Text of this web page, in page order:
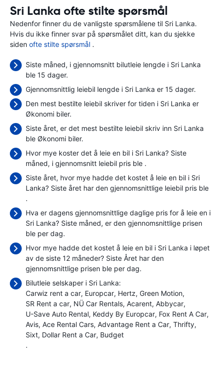
Sri Lanka ofte stilte spørsmål
Nedenfor finner du de vanligste spørsmålene til Sri Lanka.
Hvis du ikke finner svar på spørsmålet ditt, kan du sjekke
siden ofte stilte spørsmål .
Siste måned, i gjennomsnitt bilutleie lengde i Sri Lanka
ble 15 dager.
Gjennomsnittlig leiebil lengde i Sri Lanka er 15 dager.
Den mest bestilte leiebil skriver for tiden i Sri Lanka er
Økonomi biler.
Siste året, er det mest bestilte leiebil skriv inn Sri Lanka
ble Økonomi biler.
Hvor mye koster det å leie en bil i Sri Lanka? Siste
måned, i gjennomsnitt leiebil pris ble .
Siste året, hvor mye hadde det kostet å leie en bil i Sri
Lanka? Siste året har den gjennomsnittlige leiebil pris ble
.
Hva er dagens gjennomsnittlige daglige pris for å leie en i
Sri Lanka? Siste måned, er den gjennomsnittlige prisen
ble per dag.
Hvor mye hadde det kostet å leie en bil i Sri Lanka i løpet
av de siste 12 måneder? Siste Året har den
gjennomsnittlige prisen ble per dag.
Bilutleie selskaper i Sri Lanka:
Carwiz rent a car Europcar Hertz Green Motion
SR Rent a car NÜ Car Rentals Acarent Abbycar
U-Save Auto Rental Keddy By Europcar Fox Rent A Car
Avis Ace Rental Cars Advantage Rent a Car Thrifty
Sixt Dollar Rent a Car Budget
.